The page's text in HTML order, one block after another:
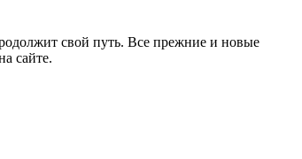
свой путь. Все прежние и новые
сайте.